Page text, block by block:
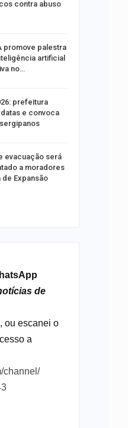
contra abuso
promove palestra
artificial
no…
prefeitura
e convoca
evacuação será
a moradores
de Expansão
de
ou escanei o
a
channel/